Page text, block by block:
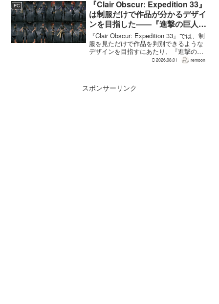
難度のNEW GAME+も用意されてい
る。...
PC
『Clair Obscur: Expedition 33』
は制服だけで作品が分かるデザイ
ンを目指した――『進撃の巨人』
の制服と『BLEACH』のキャラ
造形が影響
『Clair Obscur: Expedition 33』では、制
服を見ただけで作品を判別できるような
デザインを目指すにあたり、『進撃の巨
人』を参考にしたという。あわせて、キ
2026.08.01 remoon
スポンサーリンク